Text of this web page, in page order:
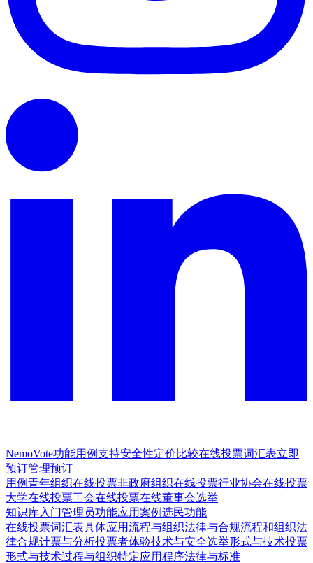
NemoVote功能用例支持安全性定价比较在线投票词汇表立即
预订管理预订
用例青年组织在线投票非政府组织在线投票行业协会在线投票
大学在线投票工会在线投票在线董事会选举
知识库入门管理员功能应用案例选民功能
在线投票词汇表具体应用流程与组织法律与合规流程和组织法
律合规计票与分析投票者体验技术与安全选举形式与技术投票
形式与技术过程与组织特定应用程序法律与标准